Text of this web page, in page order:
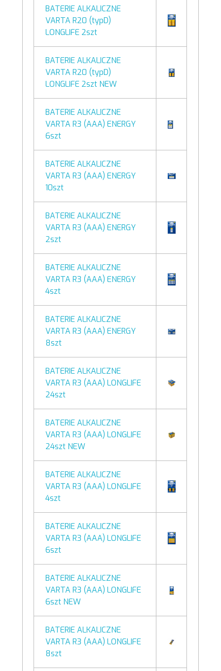
BATERIE ALKALICZNE
VARTA R20 (typD)
LONGLIFE 2szt
BATERIE ALKALICZNE
VARTA R20 (typD)
LONGLIFE 2szt NEW
BATERIE ALKALICZNE
VARTA R3 (AAA) ENERGY
6szt
BATERIE ALKALICZNE
VARTA R3 (AAA) ENERGY
10szt
BATERIE ALKALICZNE
VARTA R3 (AAA) ENERGY
2szt
BATERIE ALKALICZNE
VARTA R3 (AAA) ENERGY
4szt
BATERIE ALKALICZNE
VARTA R3 (AAA) ENERGY
8szt
BATERIE ALKALICZNE
VARTA R3 (AAA) LONGLIFE
24szt
BATERIE ALKALICZNE
VARTA R3 (AAA) LONGLIFE
24szt NEW
BATERIE ALKALICZNE
VARTA R3 (AAA) LONGLIFE
4szt
BATERIE ALKALICZNE
VARTA R3 (AAA) LONGLIFE
6szt
BATERIE ALKALICZNE
VARTA R3 (AAA) LONGLIFE
6szt NEW
BATERIE ALKALICZNE
VARTA R3 (AAA) LONGLIFE
8szt